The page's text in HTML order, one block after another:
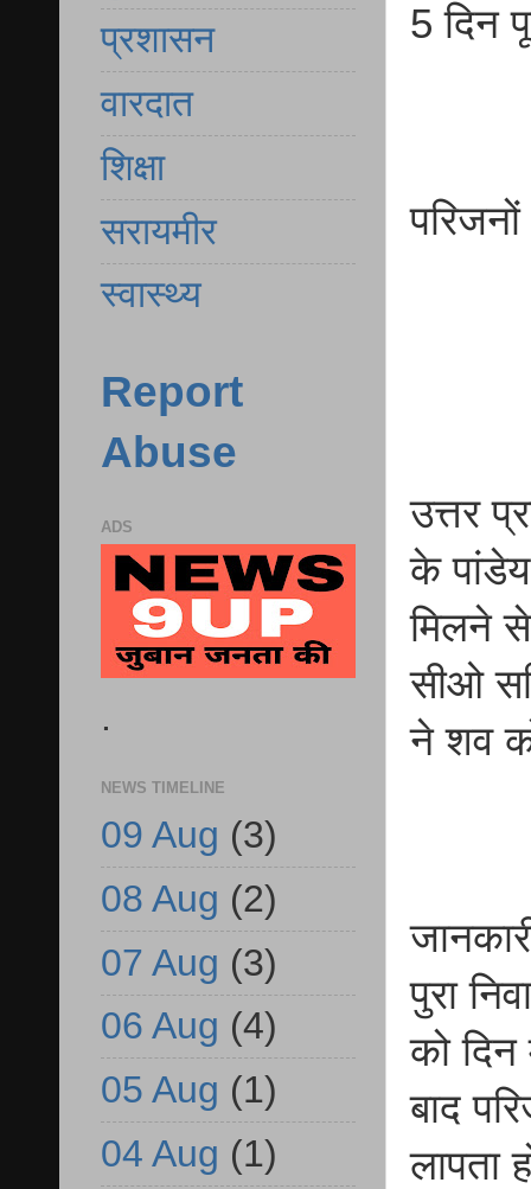
5 दिन
उत्तर
के पांडेय
मिलने
सीओ
ने शव
पुरा
को
बाद
लापता
प्रशासन
वारदात
शिक्षा
सरायमीर
स्वास्थ्य
Report
Abuse
ADS
.
NEWS TIMELINE
09 Aug (3)
08 Aug (2)
07 Aug (3)
06 Aug (4)
05 Aug (1)
04 Aug (1)